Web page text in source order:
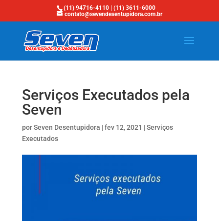
(11) 94716-4110 | (11) 3611-6000
contato@sevendesentupidora.com.br
Serviços Executados pela
Seven
porSeven Desentupidora |fev 12, 2021 |Serviços
Executados